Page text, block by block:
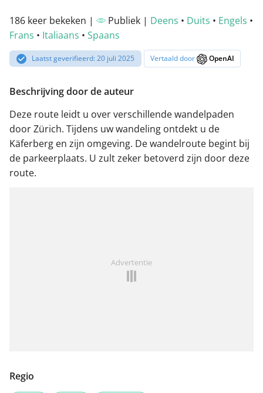
186 keer bekeken | Publiek | Deens • Duits • Engels •
Frans • Italiaans • Spaans
Laatst geverifieerd: 20 juli 2025 Vertaald door OpenAI
Beschrijving door de auteur
Deze route leidt u over verschillende wandelpaden
door Zürich. Tijdens uw wandeling ontdekt u de
Käferberg en zijn omgeving. De wandelroute begint bij
de parkeerplaats. U zult zeker betoverd zijn door deze
route.
Advertentie
Regio